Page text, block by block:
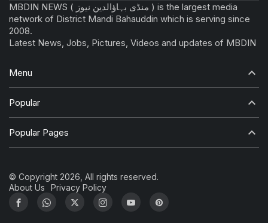
MBDIN NEWS ( منڈی بہاؤالدین نیوز ) is the largest media
network of District Mandi Bahauddin which is serving since
2008.
Latest News, Jobs, Pictures, Videos and updates of MBDIN
Menu
Popular
Popular Pages
© Copyright 2026, All rights reserved.
About Us
Privacy Policy